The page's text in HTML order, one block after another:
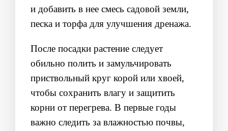
и добавить в нее смесь садовой земли,
песка и торфа для улучшения дренажа.
После посадки растение следует
обильно полить и замульчировать
приствольный круг корой или хвоей,
чтобы сохранить влагу и защитить
корни от перегрева. В первые годы
важно следить за влажностью почвы,